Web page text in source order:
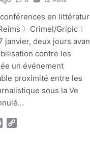
en
〉Crimel/Gripic 〉
janvier, deux jours
contre les
un événement
proximité entre les
sous la Ve
Email